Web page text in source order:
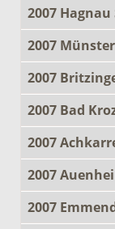
2007
2007
2007
2007 Bad
2007
2007
2007